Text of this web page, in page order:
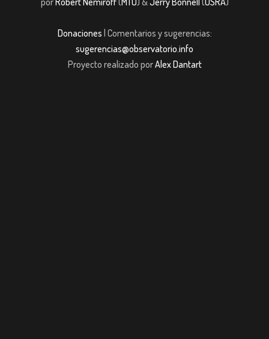
Donaciones | Comentarios y sugerencias:
sugerencias@observatorio.info
Proyecto realizado porAlex Dantart